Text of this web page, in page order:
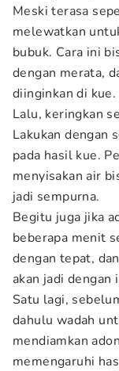
Meski terasa
melewatkan
bubuk. Cara ini
dengan merata,
diinginkan di kue.
Lalu, keringkan
Lakukan dengan
pada hasil kue.
menyisakan air
jadi sempurna.
Begitu juga jika
beberapa menit
dengan tepat,
akan jadi dengan
Satu lagi,
dahulu wadah
mendiamkan
memengaruhi